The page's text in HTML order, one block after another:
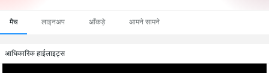
मैच लाइनअप आँकड़े आमने सामने
आधिकारिक हाईलाइट्स